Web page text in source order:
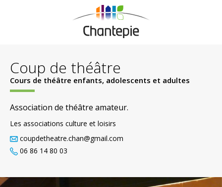
Coup de théâtre
Cours de théâtre enfants, adolescents et adultes
Association de théâtre amateur.
Les associations culture et loisirs
coupdetheatre.chan@gmail.com
06 86 14 80 03